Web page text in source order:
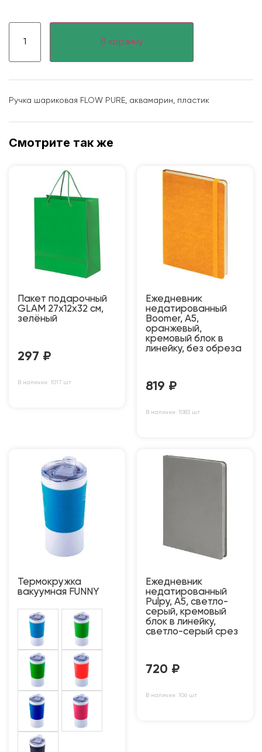
В корзину
Ручка шариковая FLOW PURE, аквамарин, пластик
Смотрите так же
Пакет подарочный
GLAM 27х12х32 см,
зелёный
297 ₽
В наличии: 1017 шт
Ежедневник
недатированный
Boomer, А5,
оранжевый,
кремовый блок в
линейку, без обреза
819 ₽
В наличии: 1083 шт
Термокружка
вакуумная FUNNY
Ежедневник
недатированный
Pulpy, А5, светло-
серый, кремовый
блок в линейку,
светло-серый срез
720 ₽
В наличии: 106 шт